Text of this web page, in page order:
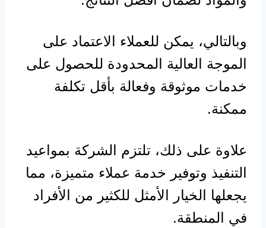
وبالتالي، يمكن للعملاء الاعتماد على
الموجة العالية المحدودة للحصول على
خدمات موثوقة وفعالة بأقل تكلفة
ممكنة.
علاوة على ذلك، تلتزم الشركة بمواعيد
التنفيذ وتوفير خدمة عملاء متميزة، مما
يجعلها الخيار الأمثل للكثير من الأفراد
في المنطقة.